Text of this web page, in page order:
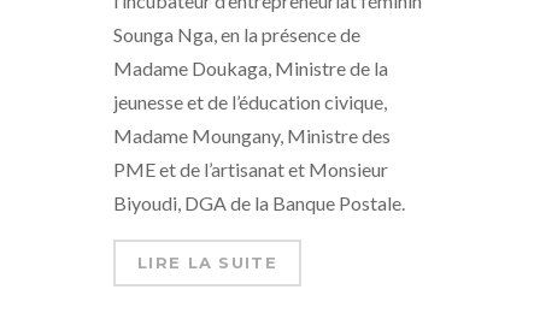
Sounga Nga, en la présence de
Madame Doukaga, Ministre de la
jeunesse et de l’éducation civique,
Madame Moungany, Ministre des
PME et de l’artisanat et Monsieur
Biyoudi, DGA de la Banque Postale.
LIRE LA SUITE